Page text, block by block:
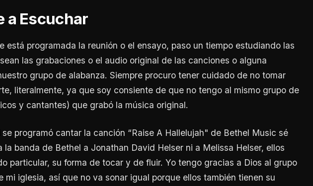
a Escuchar
está programada la reunión o el ensayo, paso un tiempo estudiando las
las grabaciones o el audio original de las canciones o alguna
grupo de alabanza. Siempre procuro tener cuidado de no tomar
literalmente, ya que soy consiente de que no tengo al mismo grupo de
y cantantes) que grabó la música original.
se programó cantar la canción “Raise A Hallelujah" de Bethel Music sé
la banda de Bethel a Jonathan David Helser ni a Melissa Helser, ellos
particular, su forma de tocar y de fluir. Yo tengo gracias a Dios al grupo
mi iglesia, así que no va sonar igual porque ellos también tienen su